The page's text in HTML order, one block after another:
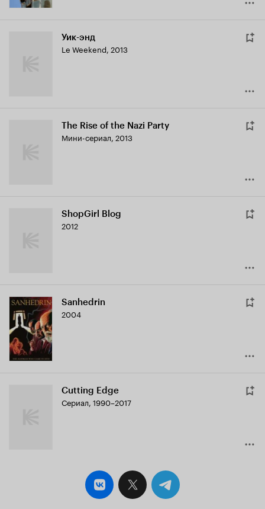
Уик-энд
Le Weekend, 2013
The Rise of the Nazi Party
Мини-сериал, 2013
ShopGirl Blog
2012
Sanhedrin
2004
Cutting Edge
Сериал, 1990–2017